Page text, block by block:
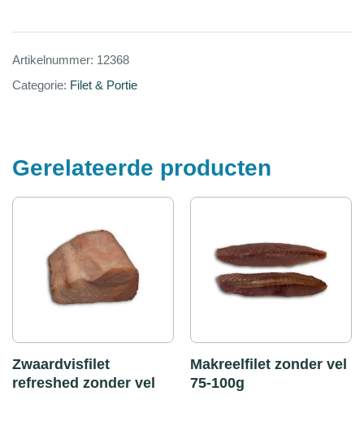
Artikelnummer: 12368
Categorie: Filet & Portie
Gerelateerde producten
Zwaardvisfilet
refreshed zonder vel
Makreelfilet zonder vel
75-100g